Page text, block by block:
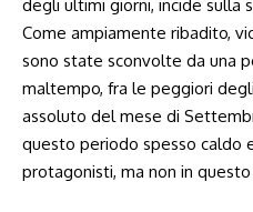
degli ultimi giorni, incide sulla
Come ampiamente ribadito,
sono state sconvolte da una
maltempo, fra le peggiori
assoluto del mese di
questo periodo spesso caldo
protagonisti, ma non in